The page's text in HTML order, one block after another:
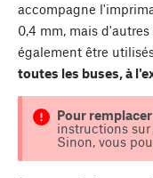
accompagne
0,4 mm, mais
également être
toutes les buses, à
Pour
instructions sur
Sinon, vous